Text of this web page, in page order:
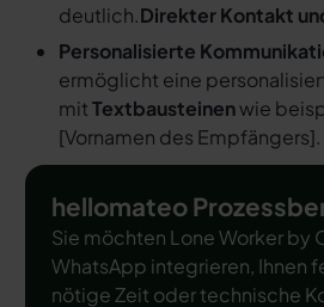
deutlich.Direkter Kontakt
Personalisierte
ermöglicht eine
mitTextbausteinenwie
[Vornamen des Empfängers].
hellomateo
Sie möchten Lone Worker by
WhatsApp integrieren, Ihnen
nötige Zeit oder technische